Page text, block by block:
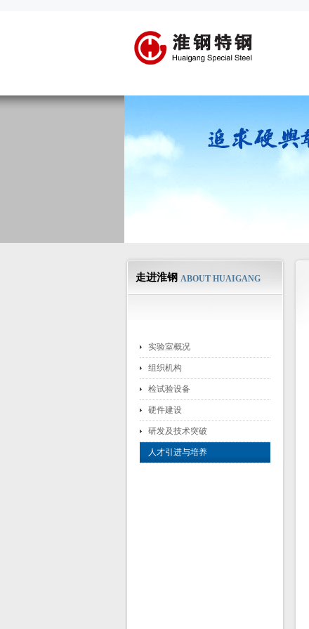
走进淮钢 ABOUT HUAIGANG
实验室概况
组织机构
检试验设备
硬件建设
研发及技术突破
人才引进与培养